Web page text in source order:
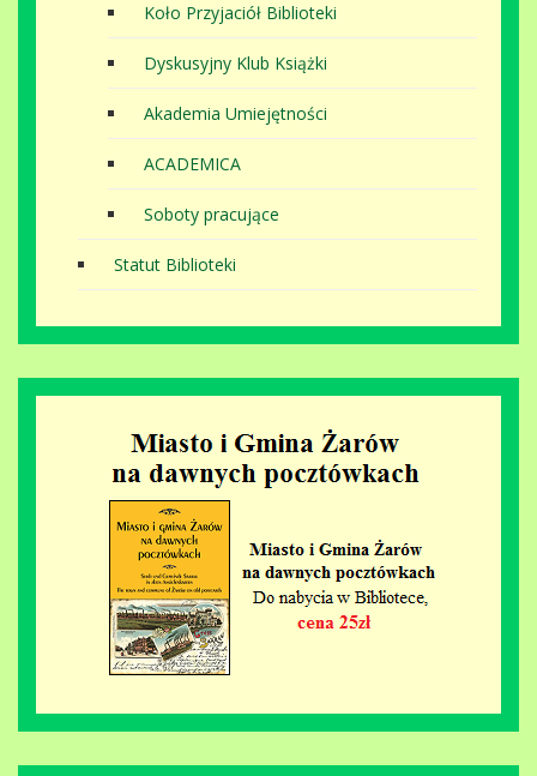
Koło Przyjaciół Biblioteki
Dyskusyjny Klub Książki
Akademia Umiejętności
ACADEMICA
Soboty pracujące
Statut Biblioteki